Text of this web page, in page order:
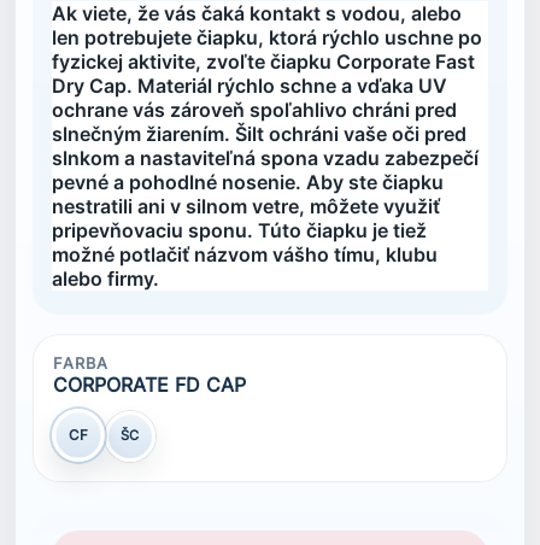
Ak viete, že vás čaká kontakt s vodou, alebo
len potrebujete čiapku, ktorá rýchlo uschne po
fyzickej aktivite, zvoľte čiapku Corporate Fast
Dry Cap. Materiál rýchlo schne a vďaka UV
ochrane vás zároveň spoľahlivo chráni pred
slnečným žiarením. Šilt ochráni vaše oči pred
slnkom a nastaviteľná spona vzadu zabezpečí
pevné a pohodlné nosenie. Aby ste čiapku
nestratili ani v silnom vetre, môžete využiť
pripevňovaciu sponu. Túto čiapku je tiež
možné potlačiť názvom vášho tímu, klubu
alebo firmy.
FARBA
CORPORATE FD CAP
CF ŠC